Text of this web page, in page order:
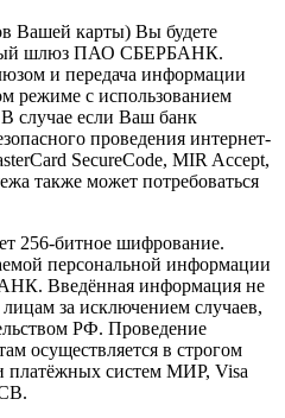
Вашей карты) Вы будете
шлюз ПАО СБЕРБАНК.
и передача информации
режиме с использованием
случае если Ваш банк
проведения интернет-
SecureCode, MIR Accept,
также может потребоваться
256-битное шифрование.
персональной информации
Введённая информация не
лицам за исключением случаев,
РФ. Проведение
осуществляется в строгом
платёжных систем МИР, Visa